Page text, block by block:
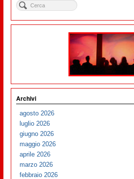
Archivi
agosto 2026
luglio 2026
giugno 2026
maggio 2026
aprile 2026
marzo 2026
febbraio 2026